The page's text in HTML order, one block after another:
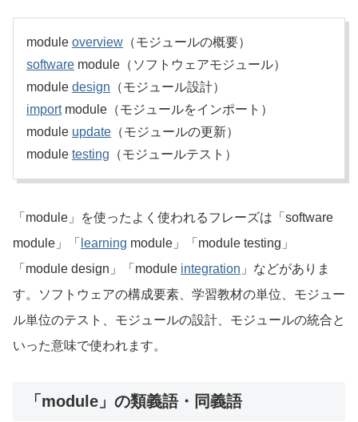
module overview （モジュールの概要）
software module（ソフトウェアモジュール）
module design （モジュール設計）
importmodule（モジュールをインポート）
module update （モジュールの更新）
module testing （モジュールテスト）
「module」を使ったよく使われるフレーズは「software
module」「 learning module」「module testing」
「module design」「module integration 」などがありま
す。ソフトウェアの構成要素、学習教材の単位、モジュー
ル単位のテスト、モジュールの設計、モジュールの統合と
いった意味で使われます。
「module」の類義語・同義語